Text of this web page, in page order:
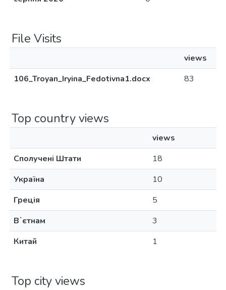
File Visits
views
106_Troyan_Iryina_Fedotivna1.docx
83
Top country views
views
Сполучені Штати
18
Україна
10
Греція
5
Вʼєтнам
3
Китай
1
Top city views